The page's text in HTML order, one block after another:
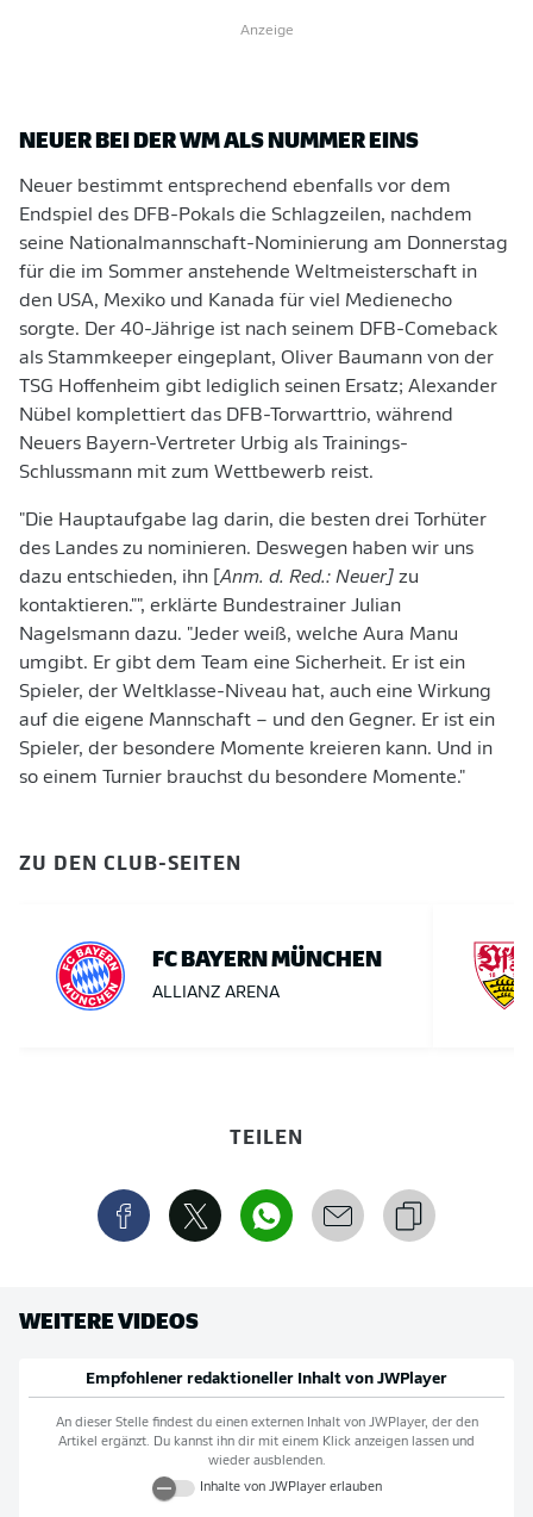
Anzeige
NEUER BEI DER WM ALS NUMMER EINS
Neuer bestimmt entsprechend ebenfalls vor dem
Endspiel des DFB-Pokals die Schlagzeilen, nachdem
seine Nationalmannschaft-Nominierung am Donnerstag
für die im Sommer anstehende Weltmeisterschaft in
den USA, Mexiko und Kanada für viel Medienecho
sorgte. Der 40-Jährige ist nach seinem DFB-Comeback
als Stammkeeper eingeplant, Oliver Baumann von der
TSG Hoffenheim gibt lediglich seinen Ersatz; Alexander
Nübel komplettiert das DFB-Torwarttrio, während
Neuers Bayern-Vertreter Urbig als Trainings-
Schlussmann mit zum Wettbewerb reist.
"Die Hauptaufgabe lag darin, die besten drei Torhüter
des Landes zu nominieren. Deswegen haben wir uns
dazu entschieden, ihn [Anm. d. Red.: Neuer] zu
kontaktieren."", erklärte Bundestrainer Julian
Nagelsmann dazu. "Jeder weiß, welche Aura Manu
umgibt. Er gibt dem Team eine Sicherheit. Er ist ein
Spieler, der Weltklasse-Niveau hat, auch eine Wirkung
auf die eigene Mannschaft – und den Gegner. Er ist ein
Spieler, der besondere Momente kreieren kann. Und in
so einem Turnier brauchst du besondere Momente."
ZU DEN CLUB-SEITEN
FC BAYERN MÜNCHEN
ALLIANZ ARENA
TEILEN
WEITERE VIDEOS
Empfohlener redaktioneller Inhalt von JWPlayer
An dieser Stelle findest du einen externen Inhalt von JWPlayer, der den
Artikel ergänzt. Du kannst ihn dir mit einem Klick anzeigen lassen und
wieder ausblenden.
Inhalte von JWPlayererlauben